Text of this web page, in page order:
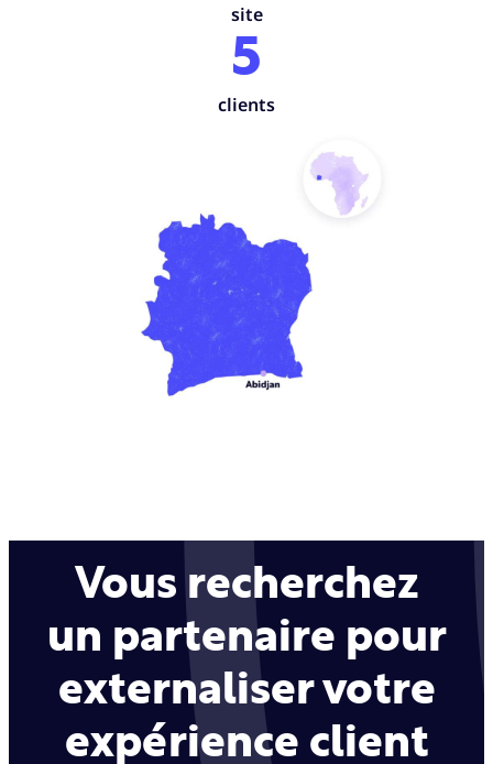
site
5
clients
Vous recherchez
un partenaire pour
externaliser votre
expérience client